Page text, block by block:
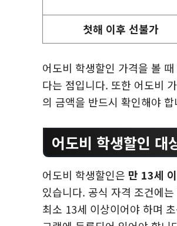
첫해 이후 선불가
어도비 학생할인 가격을 볼
다는 점입니다. 또한 어도비
의 금액을 반드시 확인해야 합
어도비 학생할인 대
어도비 학생할인은 만 13세
있습니다. 공식 자격 조건에
최소 13세 이상이어야 하며